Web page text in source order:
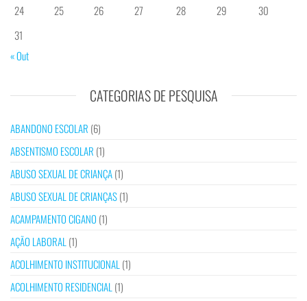
24
25 26 27 28 29
30
31
« Out
CATEGORIAS DE PESQUISA
ABANDONO ESCOLAR (6)
ABSENTISMO ESCOLAR (1)
ABUSO SEXUAL DE CRIANÇA(1)
ABUSO SEXUAL DE CRIANÇAS(1)
ACAMPAMENTO CIGANO (1)
AÇÃO LABORAL (1)
ACOLHIMENTO INSTITUCIONAL (1)
ACOLHIMENTO RESIDENCIAL (1)